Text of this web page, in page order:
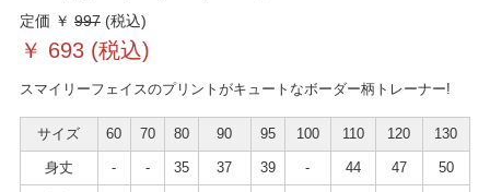
定価 ￥ 997(税込)
￥ 693(税込)
スマイリーフェイスのプリントがキュートなボーダー柄トレーナー!
サイズ 60 70 80 90 95 100 110 120 130
身丈 - - 35 37 39 - 44 47 50